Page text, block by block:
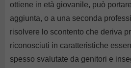
ottiene in età giovanile, può
aggiunta, o a una seconda
risolvere lo scontento che deriva
riconosciuti in caratteristiche
spesso svalutate da genitori e